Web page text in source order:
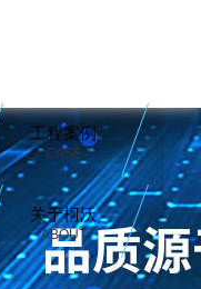
工程案例
CASE
关于柯沃
ABOUT